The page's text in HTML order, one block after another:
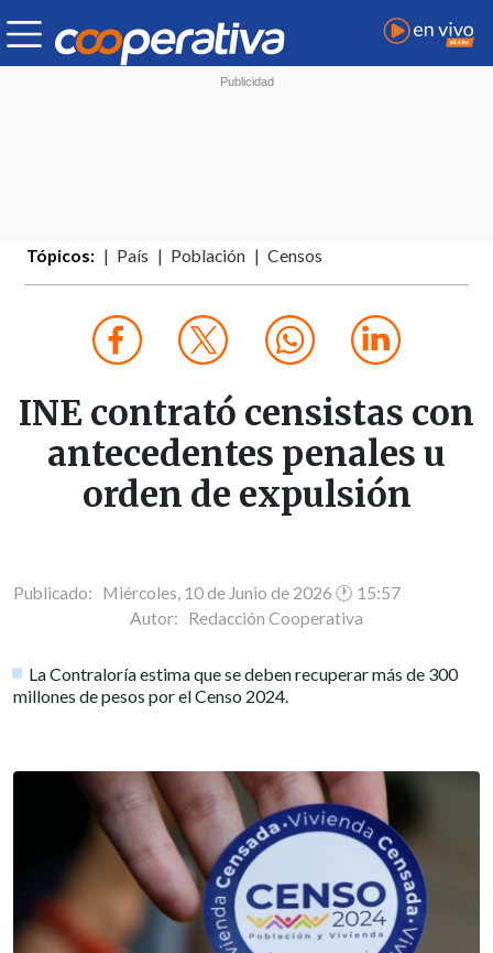
Tópicos: País Población Censos
INE contrató censistas con
antecedentes penales u
orden de expulsión
Publicado: Miércoles, 10 de Junio de 2026 🕐 15:57
Autor: Redacción Cooperativa
La Contraloría estima que se deben recuperar más de 300
millones de pesos por el Censo 2024.